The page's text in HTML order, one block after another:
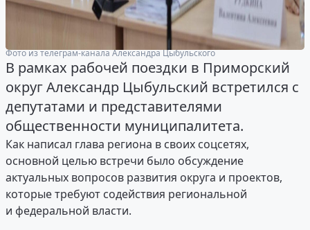
Фото из телеграм-канала Александра Цыбульского
В рамках рабочей поездки в Приморский
округ Александр Цыбульский встретился с
депутатами и представителями
общественности муниципалитета.
Как написал глава региона в своих соцсетях,
основной целью встречи было обсуждение
актуальных вопросов развития округа и проектов,
которые требуют содействия региональной
и федеральной власти.